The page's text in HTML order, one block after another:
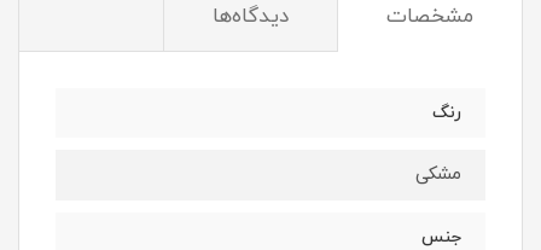
مشخصات دیدگاه‌ها
رنگ
مشکی
جنس